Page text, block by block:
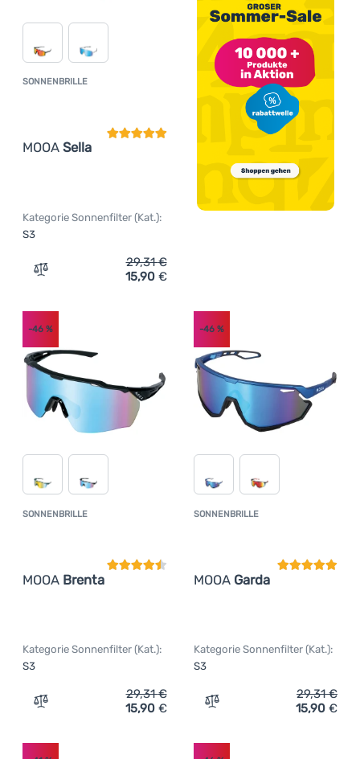
SONNENBRILLE
MOOA Sella
Kategorie Sonnenfilter (Kat.):
S3
Zum Vergleich 'Sonnenbrille MOOA Sella' hinzufügen
29,31€
15,90 €
SONNENBRILLE
MOOA Brenta
Kundenbewertung
-46 %
Kategorie Sonnenfilter (Kat.):
S3
Zum Vergleich 'Sonnenbrille MOOA Brenta' hinzufügen
29,31€
15,90 €
SONNENBRILLE
MOOA Garda
-46%
Kategorie Sonnenfilter (Kat.):
S3
Zum Vergleich
29,31€
15,90 €